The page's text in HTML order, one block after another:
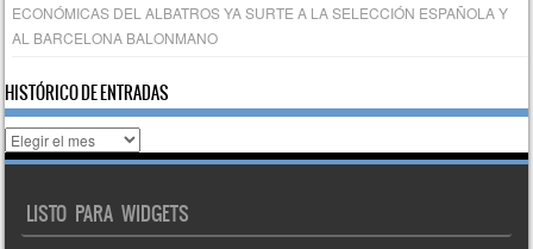
ECONÓMICAS DEL ALBATROS YA SURTE A LA SELECCIÓN ESPAÑOLA Y
AL BARCELONA BALONMANO
HISTÓRICO DE ENTRADAS
Histórico
de
LISTO PARA WIDGETS